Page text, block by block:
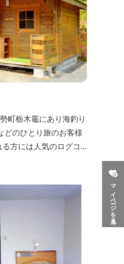
マイページを見る
町栃木竈にあり海釣り
どのひとり旅のお客様
方には人気のログコ
室、素泊まりとなっ
のお部屋とあります。
には
もでき人気のトンテ...